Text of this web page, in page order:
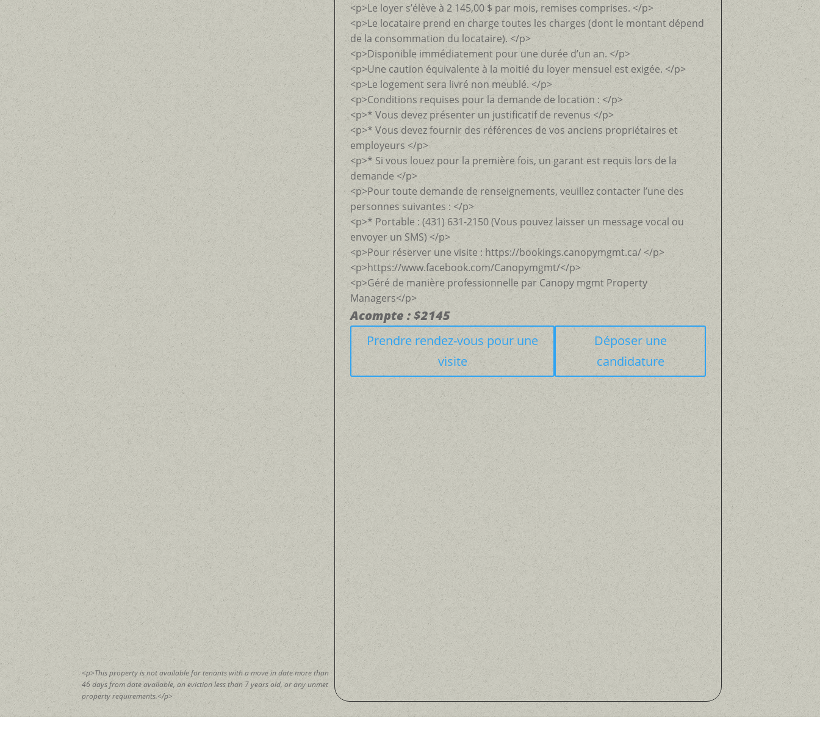



<p>This property is not available for tenants with a move in date more than
46 days from date available, an eviction less than 7 years old, or any unmet
property requirements.</p>
<p>Le loyer s’élève à 2 145,00 $ par mois, remises comprises. </p>
<p>Le locataire prend en charge toutes les charges (dont le montant dépend
de la consommation du locataire). </p>
<p>Disponible immédiatement pour une durée d’un an. </p>
<p>Une caution équivalente à la moitié du loyer mensuel est exigée. </p>
<p>Le logement sera livré non meublé. </p>
<p>Conditions requises pour la demande de location : </p>
<p>* Vous devez présenter un justificatif de revenus </p>
<p>* Vous devez fournir des références de vos anciens propriétaires et
employeurs </p>
<p>* Si vous louez pour la première fois, un garant est requis lors de la
demande </p>
<p>Pour toute demande de renseignements, veuillez contacter l’une des
personnes suivantes : </p>
<p>* Portable : (431) 631-2150 (Vous pouvez laisser un message vocal ou
envoyer un SMS) </p>
<p>Pour réserver une visite : https://bookings.canopymgmt.ca/ </p>
<p>https://www.facebook.com/Canopymgmt/</p>
<p>Géré de manière professionnelle par Canopy mgmt Property
Managers</p>
Acompte : $2145
Prendre rendez-vous pour une
visite
Déposer une
candidature